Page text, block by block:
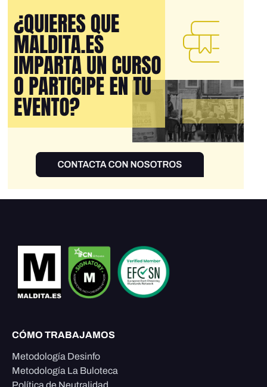
CÓMO TRABAJAMOS
Metodología Desinfo
Metodología La Buloteca